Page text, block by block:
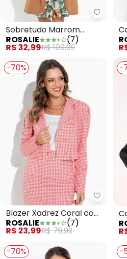
Sobretudo Marrom
Alongado
ROSALIE (7)
R$ 32,99R$ 109,99
-70%
Blazer Xadrez Coral com
Botão
ROSALIE (7)
R$ 23,99R$ 79,99
-
-70%
-